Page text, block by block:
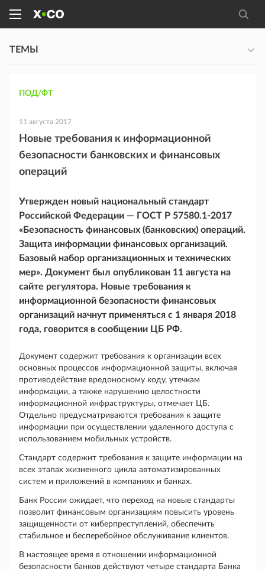
ТЕМЫ
ПОД/ФТ
11 августа 2017
Новые требования к информационной
безопасности банковских и финансовых
операций
Утвержден новый национальный стандарт
Российской Федерации — ГОСТ Р 57580.1-2017
«Безопасность финансовых (банковских) операций.
Защита информации финансовых организаций.
Базовый набор организационных и технических
мер». Документ был опубликован 11 августа на
сайте регулятора. Новые требования к
информационной безопасности финансовых
организаций начнут применяться с 1 января 2018
года, говорится в сообщении ЦБ РФ.
Документ содержит требования к организации всех
основных процессов информационной защиты, включая
противодействие вредоносному коду, утечкам
информации, а также нарушению целостности
информационной инфраструктуры, отмечает ЦБ.
Отдельно предусматриваются требования к защите
информации при осуществлении удаленного доступа с
использованием мобильных устройств.
Стандарт содержит требования к защите информации на
всех этапах жизненного цикла автоматизированных
систем и приложений в компаниях и банках.
Банк России ожидает, что переход на новые стандарты
позволит финансовым организациям повысить уровень
защищенности от киберпреступлений, обеспечить
стабильное и бесперебойное обслуживание клиентов.
В настоящее время в отношении информационной
безопасности банков действуют четыре стандарта Банка